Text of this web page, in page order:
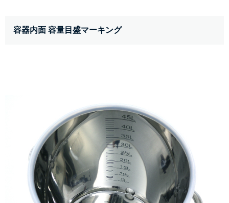
容器内面 容量目盛マーキング